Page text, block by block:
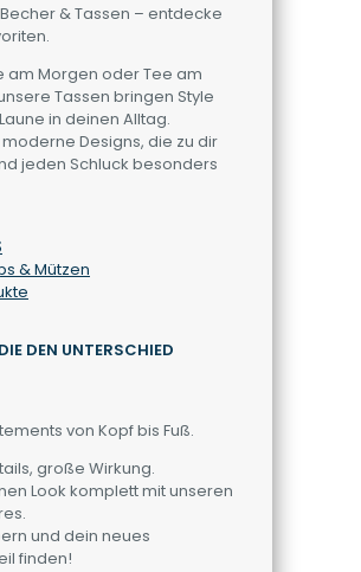
& Tassen – entdecke
am Morgen oder Tee am
Tassen bringen Style
in deinen Alltag.
Designs, die zu dir
jeden Schluck besonders
& Mützen
DEN UNTERSCHIED
von Kopf bis Fuß.
große Wirkung.
Look komplett mit unseren
und dein neues
finden!